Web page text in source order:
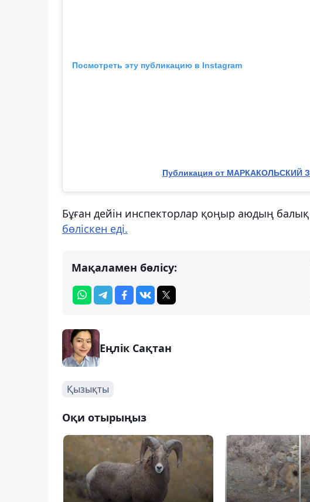
Посмотреть эту публикацию в Instagram
Публикация от МАРКАКОЛЬСКИЙ
Бұған дейін инспекторлар қоңыр аюдың балық
бөліскен еді.
Мақаламен бөлісу:
Еңлік Сақтан
Қызықты
Оқи отырыңыз